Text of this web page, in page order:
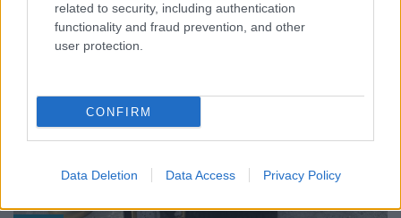
related to security, including authentication
functionality and fraud prevention, and other
user protection.
CONFIRM
Data Deletion Data Access Privacy Policy